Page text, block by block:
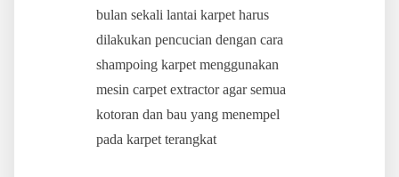
bulan sekali lantai karpet harus
dilakukan pencucian dengan cara
shampoing karpet menggunakan
mesin carpet extractor agar semua
kotoran dan bau yang menempel
pada karpet terangkat